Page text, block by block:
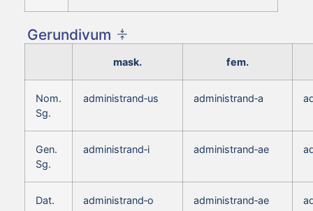
Gerundivum
mask. fem.
Nom.
Sg.
administrand‑us administrand‑a
Gen.
Sg.
administrand‑i administrand‑ae
Dat.
administrand‑o administrand‑ae